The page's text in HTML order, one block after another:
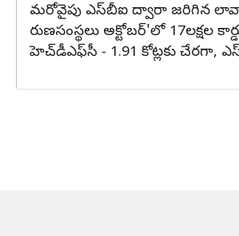
మరోవైపు ఎస్‌బీఐ ద్వారా జరిగిన
రుణసంస్థలు అక్టోబర్‌'లో 17లక్షల
హెచ్‌డీఎఫ్‌సీ - 1.91 కోట్లకు చేరగా,